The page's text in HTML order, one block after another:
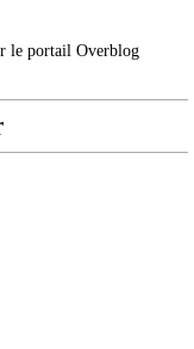
le portail Overblog